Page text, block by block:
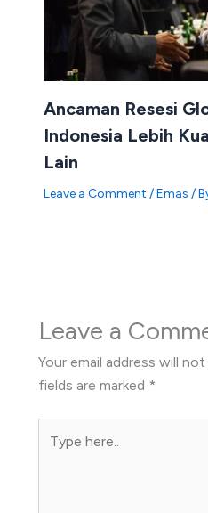
Ancaman Resesi
Indonesia Lebih
Lain
Leave a Comment /Emas /
Leave a
Your email address will
fields are marked *
here..